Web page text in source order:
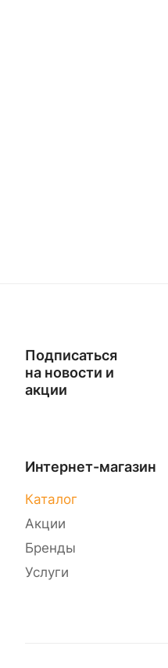
Подписаться
на новости и
акции
Интернет-магазин
Каталог
Акции
Бренды
Услуги